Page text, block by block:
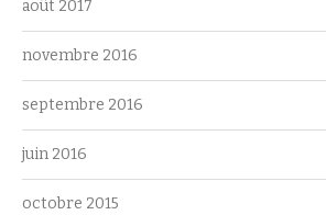
août 2017
novembre 2016
septembre 2016
juin 2016
octobre 2015